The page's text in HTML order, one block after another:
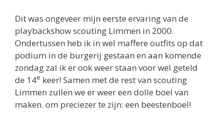
Dit was ongeveer mijn eerste ervaring van de
playbackshow scouting Limmen in 2000.
Ondertussen heb ik in wel maffere outfits op dat
podium in de burgerij gestaan en aan komende
zondag zal ik er ook weer staan voor wel geteld
de 14e keer! Samen met de rest van scouting
Limmen zullen we er weer een dolle boel van
maken. om preciezer te zijn: een beestenboel!